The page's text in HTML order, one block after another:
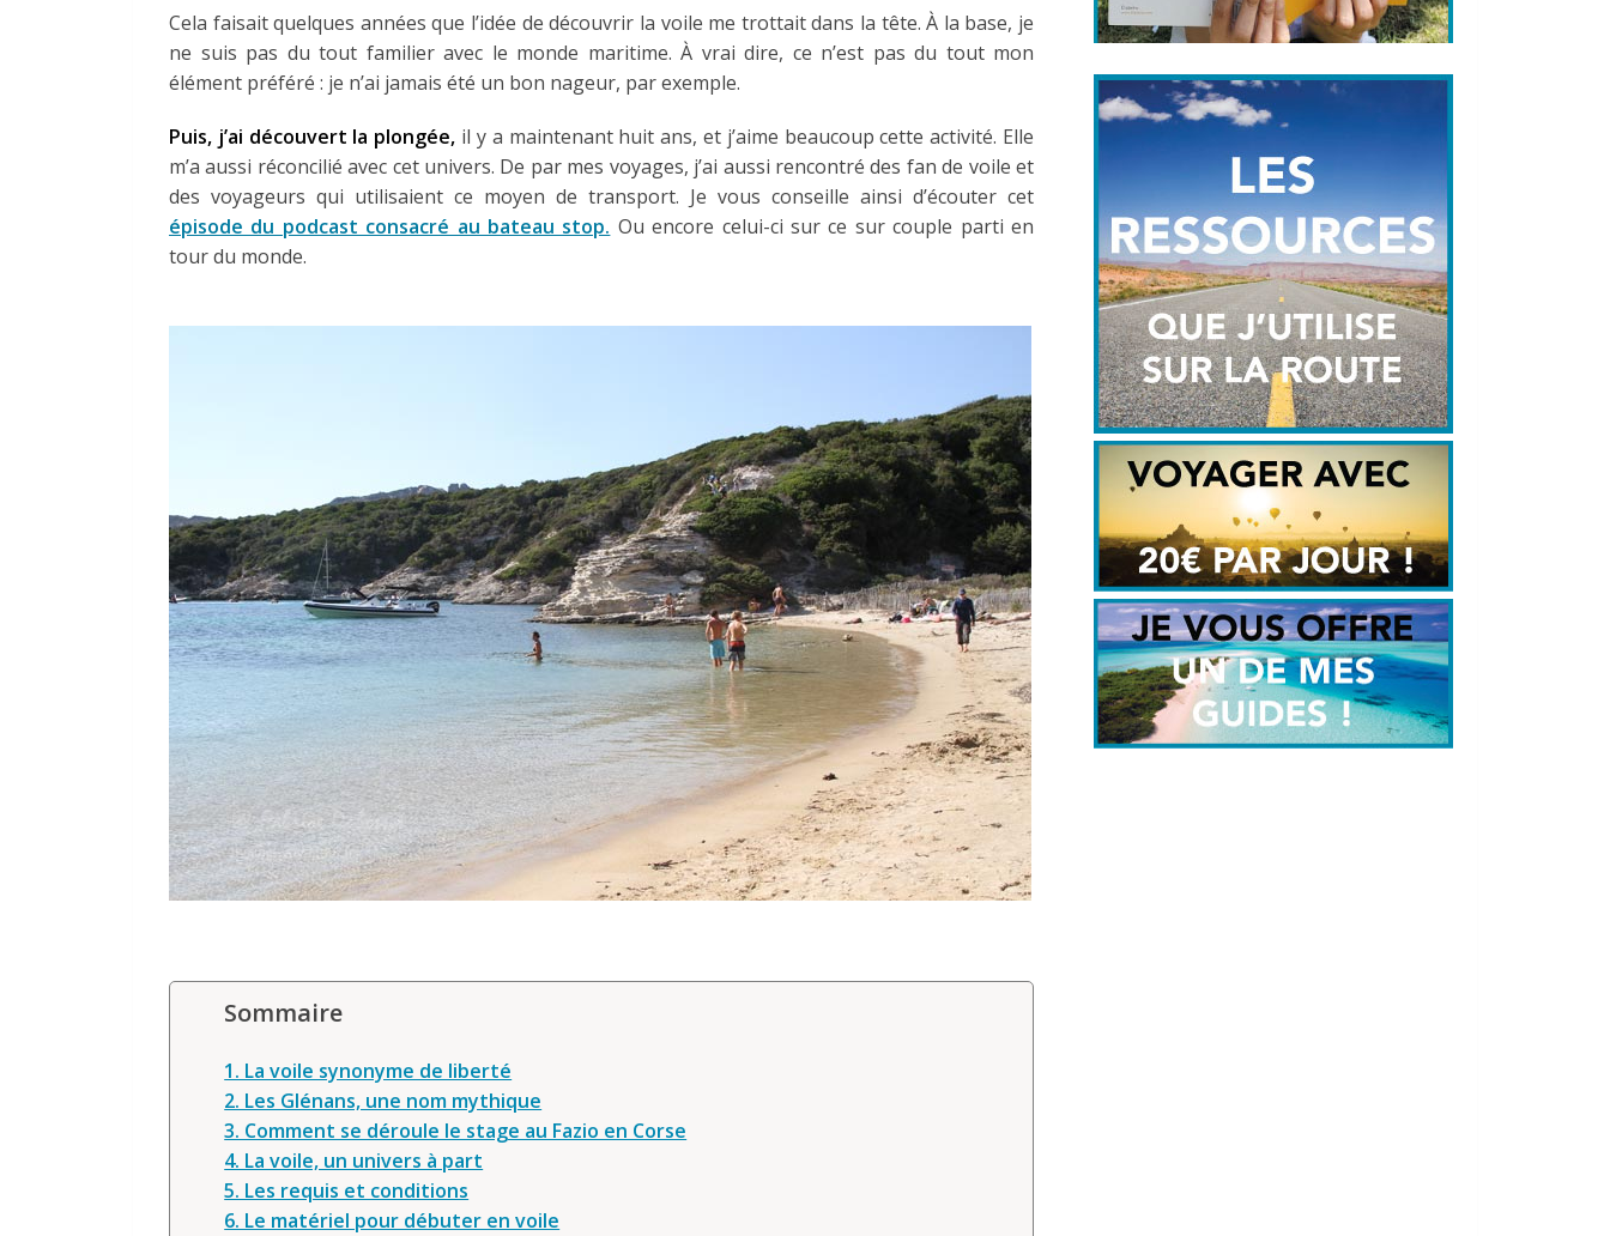
Cela faisait quelques années que l’idée de découvrir la voile me trottait dans la tête. À la base, je
ne suis pas du tout familier avec le monde maritime. À vrai dire, ce n’est pas du tout mon
élément préféré : je n’ai jamais été un bon nageur, par exemple.
Puis, j’ai découvert la plongée, il y a maintenant huit ans, et j’aime beaucoup cette activité. Elle
m’a aussi réconcilié avec cet univers. De par mes voyages, j’ai aussi rencontré des fan de voile et
des voyageurs qui utilisaient ce moyen de transport. Je vous conseille ainsi d’écouter cet
épisode du podcast consacré au bateau stop. Ou encore celui-ci sur ce sur couple parti en
tour du monde.
Sommaire
1. La voile synonyme de liberté
2. Les Glénans, une nom mythique
3. Comment se déroule le stage au Fazio en Corse
4. La voile, un univers à part
5. Les requis et conditions
6. Le matériel pour débuter en voile